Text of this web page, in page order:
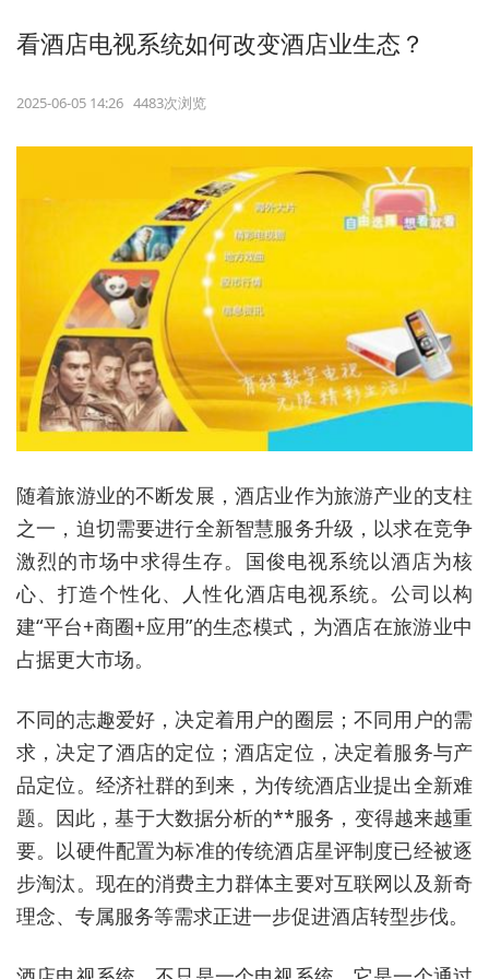
看酒店电视系统如何改变酒店业生态？
2025-06-05 14:26 4483次浏览
随着旅游业的不断发展，酒店业作为旅游产业的支柱
之一，迫切需要进行全新智慧服务升级，以求在竞争
激烈的市场中求得生存。国俊电视系统以酒店为核
心、打造个性化、人性化酒店电视系统。公司以构
建“平台+商圈+应用”的生态模式，为酒店在旅游业中
占据更大市场。
不同的志趣爱好，决定着用户的圈层；不同用户的需
求，决定了酒店的定位；酒店定位，决定着服务与产
品定位。经济社群的到来，为传统酒店业提出全新难
题。因此，基于大数据分析的**服务，变得越来越重
要。以硬件配置为标准的传统酒店星评制度已经被逐
步淘汰。现在的消费主力群体主要对互联网以及新奇
理念、专属服务等需求正进一步促进酒店转型步伐。